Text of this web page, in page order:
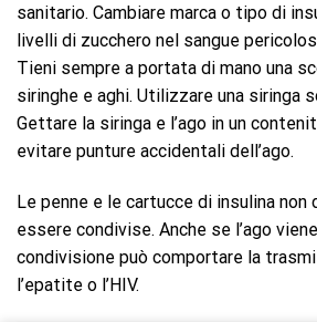
sanitario. Cambiare marca o tipo di
livelli di zucchero nel sangue
Tieni sempre a portata di mano una
siringhe e aghi. Utilizzare una siringa
Gettare la siringa e l’ago in un
evitare punture accidentali dell’ago.
Le penne e le cartucce di insulina non
essere condivise. Anche se l’ago
condivisione può comportare la
l’epatite o l’HIV.